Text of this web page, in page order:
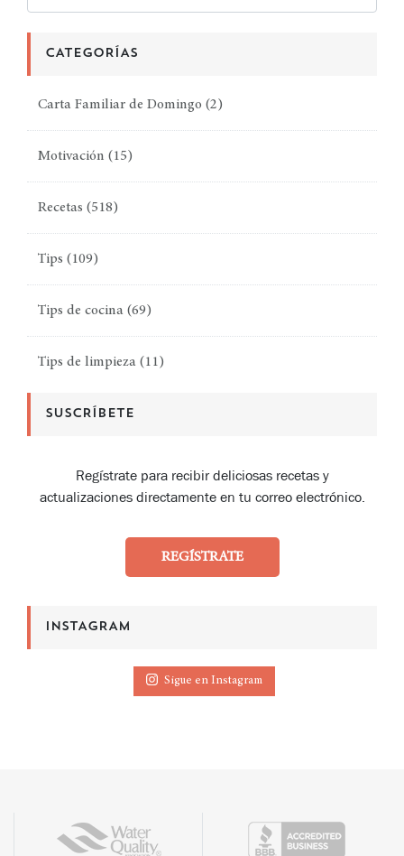
CATEGORÍAS
Carta Familiar de Domingo (2)
Motivación (15)
Recetas (518)
Tips (109)
Tips de cocina (69)
Tips de limpieza (11)
SUSCRÍBETE
Regístrate para recibir deliciosas recetas y
actualizaciones directamente en tu correo electrónico.
REGÍSTRATE
INSTAGRAM
Sigue en Instagram